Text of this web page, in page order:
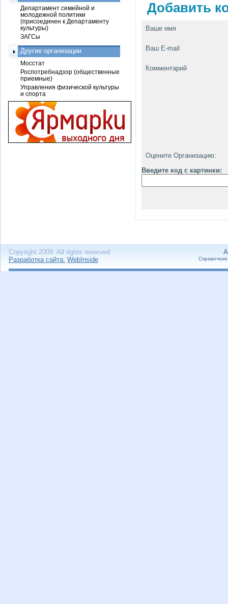
Добавить
Ваше имя
Ваш E-mail
Комментарий
Оцените Организацию:
Введите код с картинки:
Департамент семейной и
молодежной политики
(присоединен к Департаменту
культуры)
ЗАГСы
Другие организации
Мосстат
Роспотребнадзор (общественные
приемные)
Управления физической культуры
и спорта
Copyright 2009. All rights reserved.
Разработка сайта: WebInside